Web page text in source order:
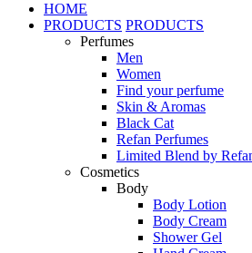
HOME
PRODUCTS PRODUCTS
Perfumes
Men
Women
Find your perfume
Skin & Aromas
Black Cat
Refan Perfumes
Limited Blend by
Cosmetics
Body
Body Lotion
Body Cream
Shower Gel